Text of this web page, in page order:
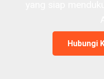
Hubungi